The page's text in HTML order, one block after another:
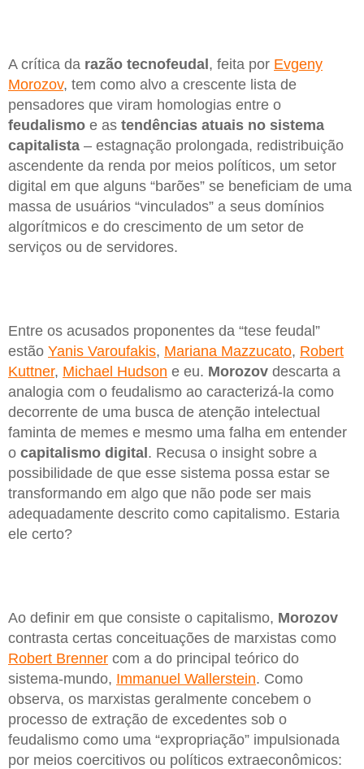
A crítica da razão tecnofeudal, feita por Evgeny
Morozov, tem como alvo a crescente lista de
pensadores que viram homologias entre o
feudalismo e as tendências atuais no sistema
capitalista – estagnação prolongada, redistribuição
ascendente da renda por meios políticos, um setor
digital em que alguns “barões” se beneficiam de uma
massa de usuários “vinculados” a seus domínios
algorítmicos e do crescimento de um setor de
serviços ou de servidores.
Entre os acusados proponentes da “tese feudal”
estão Yanis Varoufakis, Mariana Mazzucato, Robert
Kuttner, Michael Hudson e eu. Morozov descarta a
analogia com o feudalismo ao caracterizá-la como
decorrente de uma busca de atenção intelectual
faminta de memes e mesmo uma falha em entender
o capitalismo digital . Recusa o insight sobre a
possibilidade de que esse sistema possa estar se
transformando em algo que não pode ser mais
adequadamente descrito como capitalismo. Estaria
ele certo?
Ao definir em que consiste o capitalismo, Morozov
contrasta certas conceituações de marxistas como
Robert Brenner com a do principal teórico do
sistema-mundo, Immanuel Wallerstein. Como
observa, os marxistas geralmente concebem o
processo de extração de excedentes sob o
feudalismo como uma “expropriação” impulsionada
por meios coercitivos ou políticos extraeconômicos: